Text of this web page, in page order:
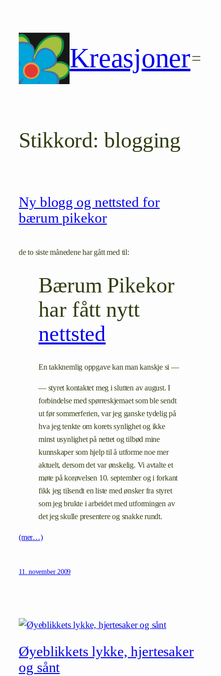
innhold
Kreasjoner
Stikkord: blogging
Ny blogg og nettsted for
bærum pikekor
de to siste månedene har gått med til:
Bærum Pikekor
har fått nytt
nettsted
En takknemlig oppgave kan man kanskje si —
— styret kontaktet meg i slutten av august. I
forbindelse med spørreskjemaet som ble sendt
ut før sommerferien, var jeg ganske tydelig på
hva jeg tenkte om korets synlighet og ikke
minst usynlighet på nettet og tilbød mine
kunnskaper som hjelp til å utforme noe mer
aktuelt, dersom det var ønskelig. Vi avtalte et
møte på korøvelsen 10. september og i forkant
fikk jeg tilsendt en liste med ønsker fra styret
som jeg brukte i arbeidet med utformingen av
det jeg skulle presentere og snakke rundt.
(mer…)
11. november 2009
Øyeblikkets lykke, hjertesaker
og sånt